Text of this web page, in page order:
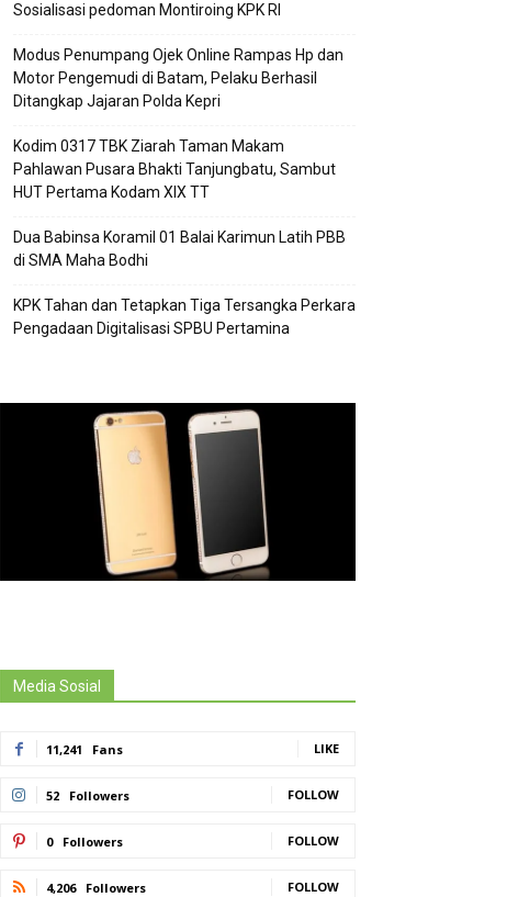
Sosialisasi pedoman Montiroing KPK RI
Modus Penumpang Ojek Online Rampas Hp dan
Motor Pengemudi di Batam, Pelaku Berhasil
Ditangkap Jajaran Polda Kepri
Kodim 0317 TBK Ziarah Taman Makam
Pahlawan Pusara Bhakti Tanjungbatu, Sambut
HUT Pertama Kodam XIX TT
Dua Babinsa Koramil 01 Balai Karimun Latih PBB
di SMA Maha Bodhi
KPK Tahan dan Tetapkan Tiga Tersangka Perkara
Pengadaan Digitalisasi SPBU Pertamina
Media Sosial
11,241 Fans LIKE
52 Followers FOLLOW
0 Followers FOLLOW
4,206 Followers FOLLOW